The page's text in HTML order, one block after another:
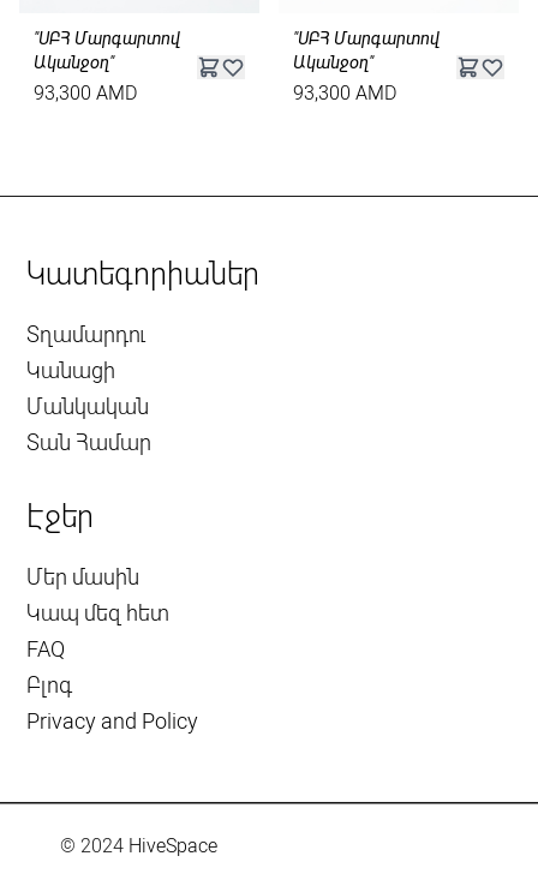
"ՍԲՀ Մարգարտով
Ականջօղ"
93,300 AMD
"ՍԲՀ Մարգարտով
Ականջօղ"
93,300 AMD
Կատեգորիաներ
Տղամարդու
Կանացի
Մանկական
Տան Համար
Էջեր
Մեր մասին
Կապ մեզ հետ
FAQ
Բլոգ
Privacy and Policy
© 2024 HiveSpace